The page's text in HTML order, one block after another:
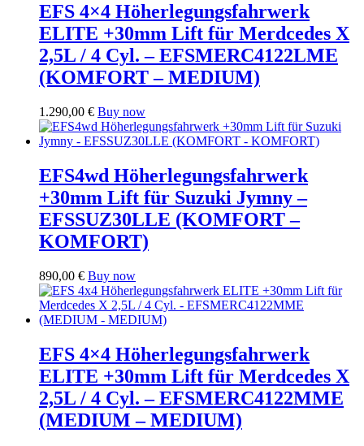
EFS 4×4 Höherlegungsfahrwerk
ELITE +30mm Lift für Merdcedes X
2,5L / 4 Cyl. – EFSMERC4122LME
(KOMFORT – MEDIUM)
1.290,00 € Buy now
EFS4wd Höherlegungsfahrwerk
+30mm Lift für Suzuki Jymny –
EFSSUZ30LLE (KOMFORT –
KOMFORT)
890,00 € Buy now
EFS 4×4 Höherlegungsfahrwerk
ELITE +30mm Lift für Merdcedes X
2,5L / 4 Cyl. – EFSMERC4122MME
(MEDIUM – MEDIUM)